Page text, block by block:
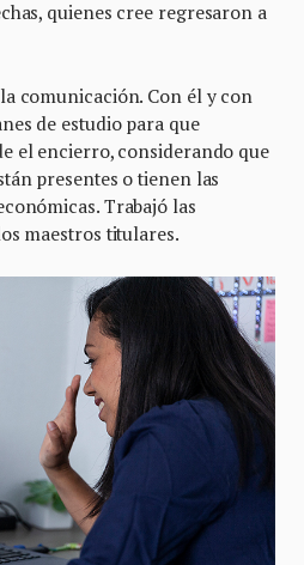
quienes cree regresaron a
comunicación. Con él y con
de estudio para que
el encierro, considerando que
presentes o tienen las
Trabajó las
maestros titulares.